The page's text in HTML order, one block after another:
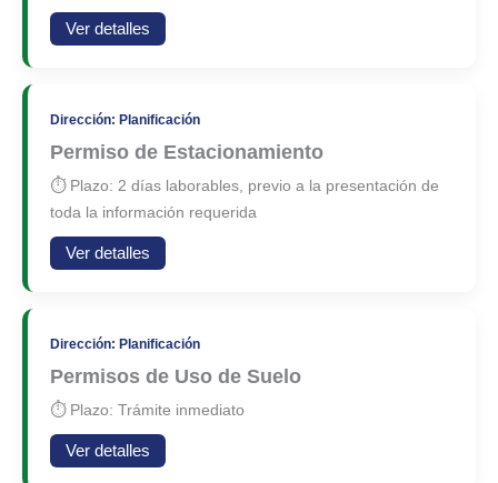
Ver detalles
Dirección: Planificación
Permiso de Estacionamiento
⏱ Plazo: 2 días laborables, previo a la presentación de
toda la información requerida
Ver detalles
Dirección: Planificación
Permisos de Uso de Suelo
⏱ Plazo: Trámite inmediato
Ver detalles